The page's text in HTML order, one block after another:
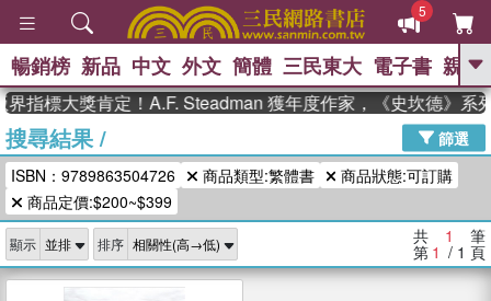
5
GO
高希均教授回憶錄
、 The Odyssey 、 父親節 、 如果歷
史是一群喵 、 暑期推薦 、 國際布克
登輝時代 、 數學女孩：黎曼猜想 、
偉大的迷走神經
暢銷榜 新品 中文 外文 簡體 三民東大 電子書 親子
指標大獎肯定！A.F. Steadman 獲年度作家，《史坎德》系
搜尋結果/
篩選
ISBN：9789863504726
商品類型:繁體書
商品狀態:可訂購
商品定價:$200~$399
顯示 排序 共 1 筆
第 1 / 1 頁